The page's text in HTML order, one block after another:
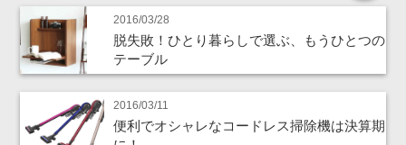
2016/03/28
脱失敗！ひとり暮らしで選ぶ、もうひとつの
テーブル
2016/03/11
便利でオシャレなコードレス掃除機は決算期